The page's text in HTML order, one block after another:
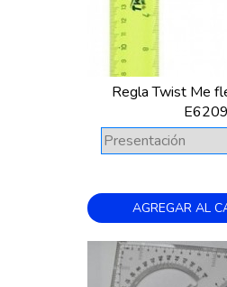
Regla Twist Me
E6209
AGREGAR AL